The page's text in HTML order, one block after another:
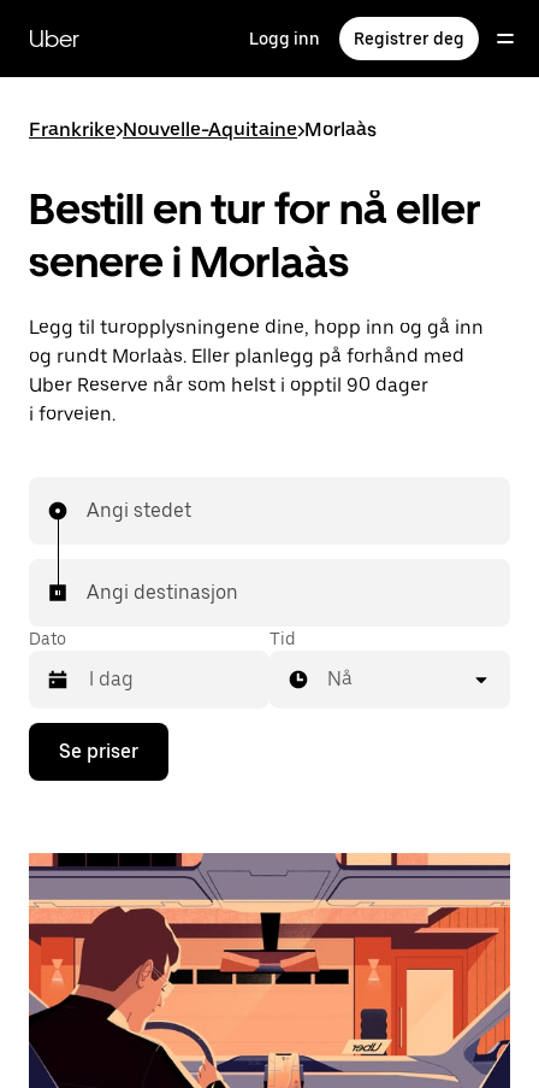
hovedinnholdet
Uber Logg inn Registrer deg
Frankrike>Nouvelle-Aquitaine>Morlaàs
Bestill en tur for nå eller
senere i Morlaàs
Legg til turopplysningene dine, hopp inn og gå inn
og rundt Morlaàs. Eller planlegg på forhånd med
Uber Reserve når som helst i opptil 90 dager
i forveien.
Angi stedet
Angi destinasjon
Dato
Trykk
piltast
åpne
og
velge
dato.
Trykk
på
Esc-
knappen
Tid
Nå
Se priser